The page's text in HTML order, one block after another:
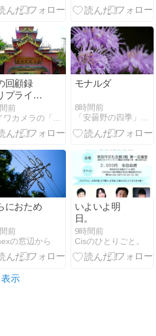
回顧録
プライ
＠ 中国
華人民共
）・雲南
ーサンパ
）傣族自
前
モナルダ
8時間前
におため
前
の窓辺から
いよいよ明
日。
9時間前
Cisのひとりごと。
示